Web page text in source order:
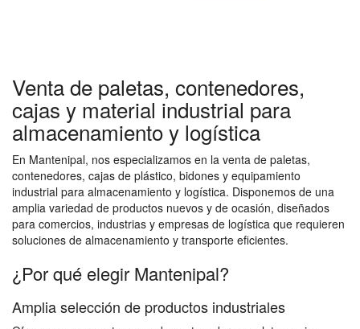
Venta de paletas, contenedores,
cajas y material industrial para
almacenamiento y logística
En Mantenipal, nos especializamos en la venta de paletas,
contenedores, cajas de plástico, bidones y equipamiento
industrial para almacenamiento y logística. Disponemos de una
amplia variedad de productos nuevos y de ocasión, diseñados
para comercios, industrias y empresas de logística que requieren
soluciones de almacenamiento y transporte eficientes.
¿Por qué elegir Mantenipal?
Amplia selección de productos industriales